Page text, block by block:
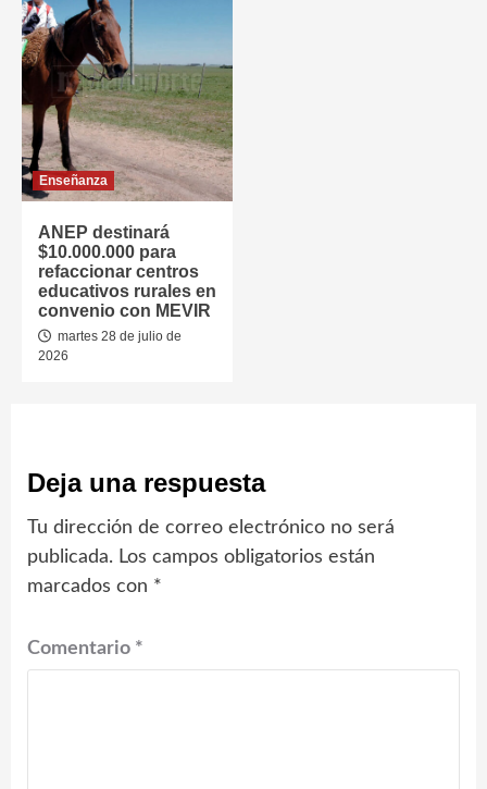
Enseñanza
ANEP destinará
$10.000.000 para
refaccionar centros
educativos rurales en
convenio con MEVIR
martes 28 de julio de
2026
Deja una respuesta
Tu dirección de correo electrónico no será
publicada. Los campos obligatorios están
marcados con *
Comentario *